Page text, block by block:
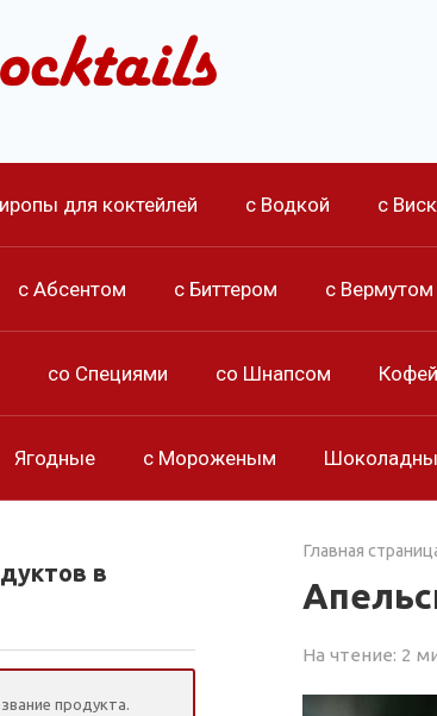
для коктейлей с Водкой с
с Абсентом с Биттером с Вермутом
со Специями со Шнапсом
Ягодные с Мороженым
Главная
На чтение: 2
в
продукта.